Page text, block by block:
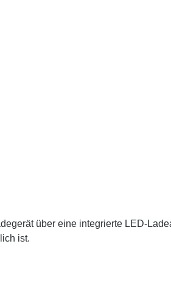
über eine integrierte LED-
ist.